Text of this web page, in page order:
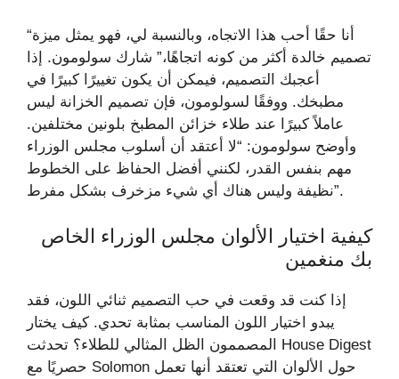
“أنا حقًا أحب هذا الاتجاه، وبالنسبة لي، فهو يمثل ميزة
تصميم خالدة أكثر من كونه اتجاهًا،” شارك سولومون. إذا
أعجبك التصميم، فيمكن أن يكون تغييرًا كبيرًا في
مطبخك. ووفقًا لسولومون، فإن تصميم الخزانة ليس
عاملاً كبيرًا عند طلاء خزائن المطبخ بلونين مختلفين.
وأوضح سولومون: “لا أعتقد أن أسلوب مجلس الوزراء
مهم بنفس القدر، لكنني أفضل الحفاظ على الخطوط
نظيفة وليس هناك أي شيء مزخرف بشكل مفرط”.
كيفية اختيار الألوان مجلس الوزراء الخاص
بك منغمين
إذا كنت قد وقعت في حب التصميم ثنائي اللون، فقد
يبدو اختيار اللون المناسب بمثابة تحدي. كيف يختار
المصممون الظل المثالي للطلاء؟ تحدثت House Digest
حصريًا مع Solomon حول الألوان التي تعتقد أنها تعمل